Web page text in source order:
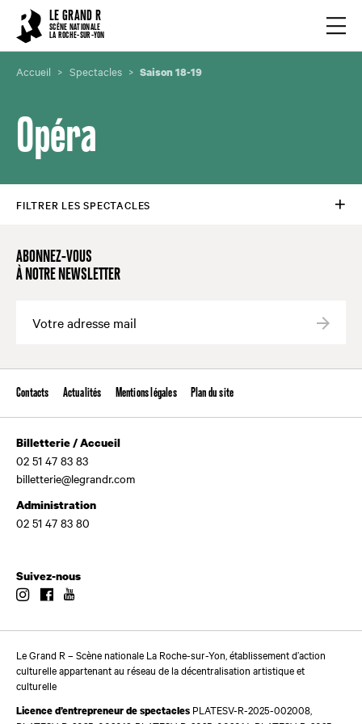
LE GRAND R
SCÈNE NATIONALE
LA ROCHE-SUR-YON
Accueil Spectacles Saison 18-19
Opéra
FILTRER LES SPECTACLES
ABONNEZ-VOUS
À NOTRE NEWSLETTER
Contacts Actualités Mentions légales Plan du site
Billetterie / Accueil
02 51 47 83 83
billetterie@legrandr.com
Administration
02 51 47 83 80
Suivez-nous
InstagramFacebook
Le Grand R – Scène nationale La Roche-sur-Yon, établissement d’action
culturelle appartenant au réseau de la décentralisation artistique et
culturelle
Licence d’entrepreneur de spectacles PLATESV-R-2025-002008,
Cookies management panel